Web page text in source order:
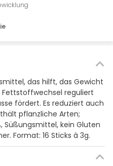
das hilft, das Gewicht
Fettstoffwechsel reguliert
fördert. Es reduziert auch
pflanzliche Arten;
Süßungsmittel, kein Gluten
Format: 16 Sticks à 3g.